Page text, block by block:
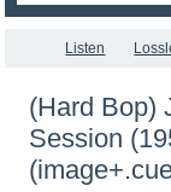
Listen
(Hard Bop)
Session